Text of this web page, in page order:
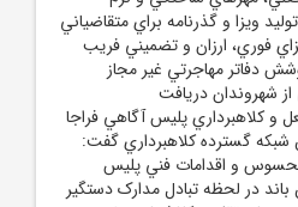
ويزا و گذرنامه براي متقاضياني
فوري، ارزان و تضميني فريب
دفاتر مهاجرتي غير مجاز
از شهروندان دريافت
و کلاهبرداري پليس آگاهي فراجا
شبکه گسترده کلاهبرداري گفت:
و اقدامات فني پليس
در لحظه تبادل مدارک دستگير